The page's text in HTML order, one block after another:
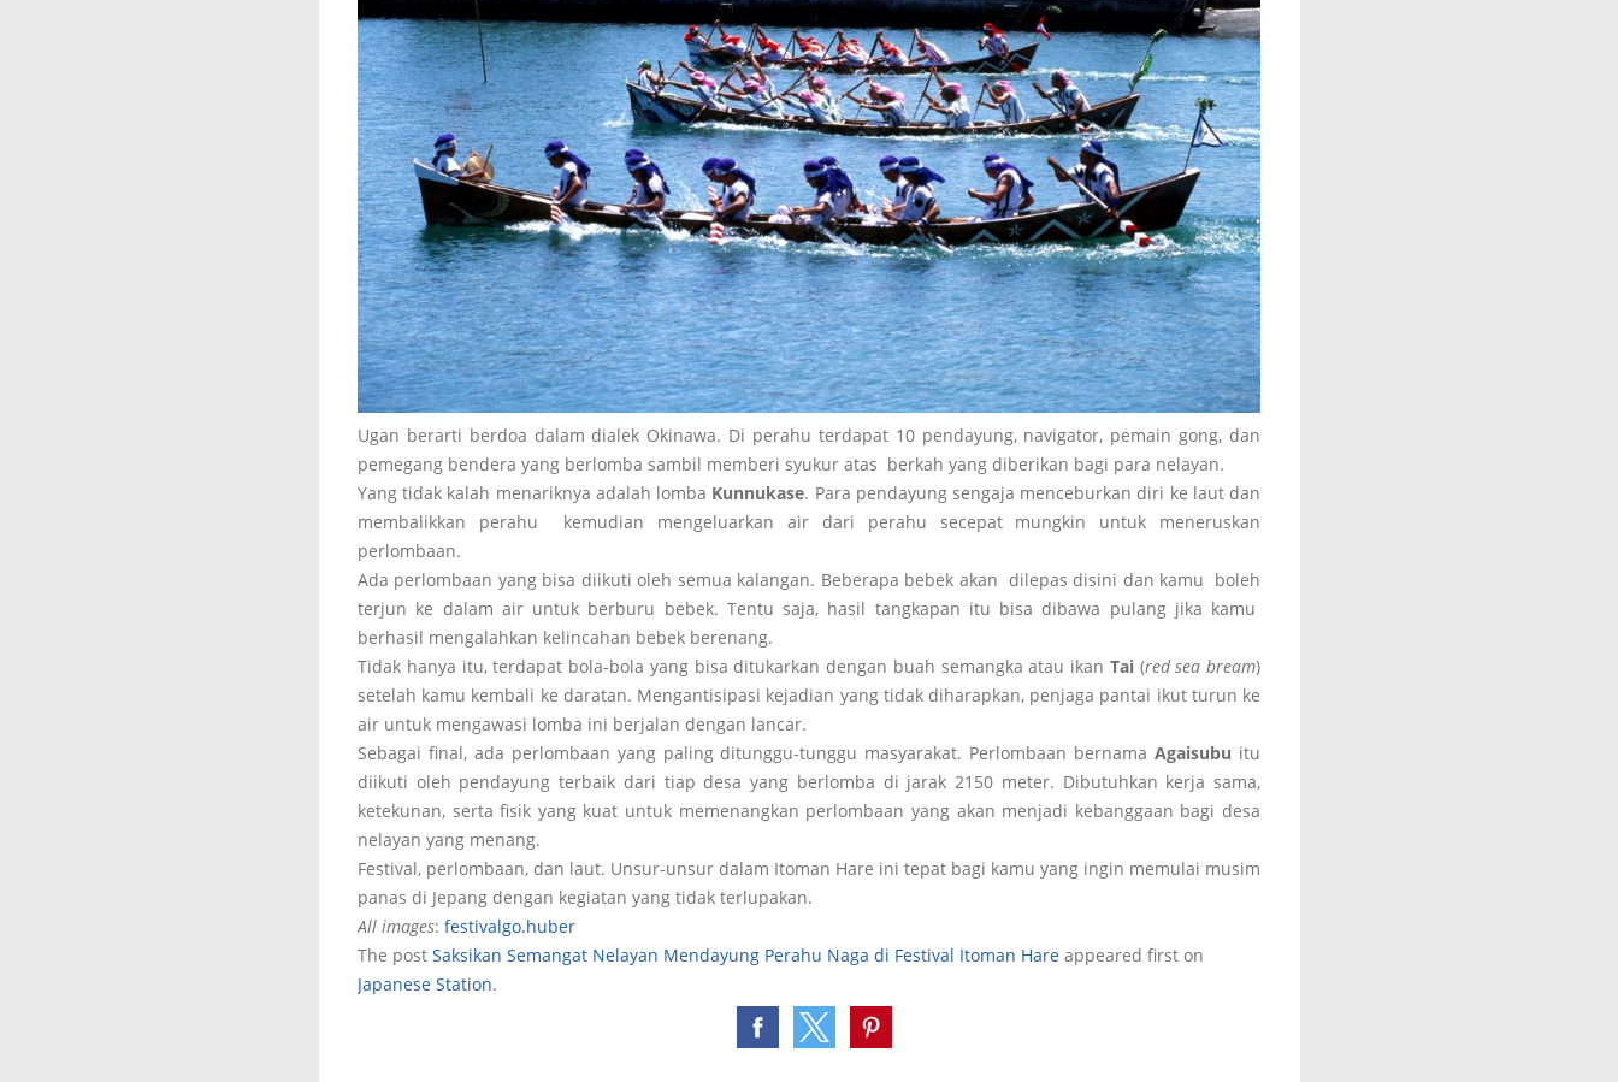
Ugan berarti berdoa dalam dialek Okinawa. Di perahu terdapat 10 pendayung, navigator, pemain gong, dan
pemegang bendera yang berlomba sambil memberi syukur atas berkah yang diberikan bagi para nelayan.
Yang tidak kalah menariknya adalah lomba Kunnukase. Para pendayung sengaja menceburkan diri ke laut dan
membalikkan perahu kemudian mengeluarkan air dari perahu secepat mungkin untuk meneruskan
perlombaan.
Ada perlombaan yang bisa diikuti oleh semua kalangan. Beberapa bebek akan dilepas disini dan kamu boleh
terjun ke dalam air untuk berburu bebek. Tentu saja, hasil tangkapan itu bisa dibawa pulang jika kamu
berhasil mengalahkan kelincahan bebek berenang.
Tidak hanya itu, terdapat bola-bola yang bisa ditukarkan dengan buah semangka atau ikan Tai(red sea bream)
setelah kamu kembali ke daratan. Mengantisipasi kejadian yang tidak diharapkan, penjaga pantai ikut turun ke
air untuk mengawasi lomba ini berjalan dengan lancar.
Sebagai final, ada perlombaan yang paling ditunggu-tunggu masyarakat. Perlombaan bernamaAgaisubu itu
diikuti oleh pendayung terbaik dari tiap desa yang berlomba di jarak 2150 meter. Dibutuhkan kerja sama,
ketekunan, serta fisik yang kuat untuk memenangkan perlombaan yang akan menjadi kebanggaan bagi desa
nelayan yang menang.
Festival, perlombaan, dan laut. Unsur-unsur dalam Itoman Hare ini tepat bagi kamu yang ingin memulai musim
panas di Jepang dengan kegiatan yang tidak terlupakan.
All images: festivalgo.huber
The post Saksikan Semangat Nelayan Mendayung Perahu Naga di Festival Itoman Hare appeared first on
Japanese Station.